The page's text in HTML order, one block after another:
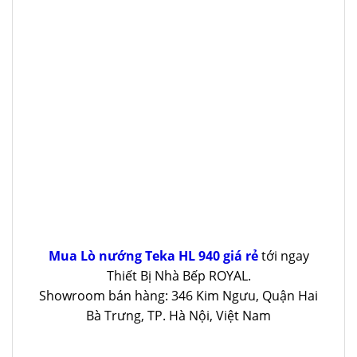
Mua Lò nướng Teka HL 940 giá rẻtới ngay
Thiết Bị Nhà Bếp ROYAL.
Showroom bán hàng: 346 Kim Ngưu, Quận Hai
Bà Trưng, TP. Hà Nội, Việt Nam